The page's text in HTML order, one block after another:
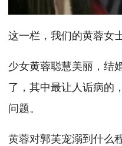
这一栏，我们的黄蓉女
少女黄蓉聪慧美丽，结
了，其中最让人诟病的
问题。
黄蓉对郭芙宠溺到什么